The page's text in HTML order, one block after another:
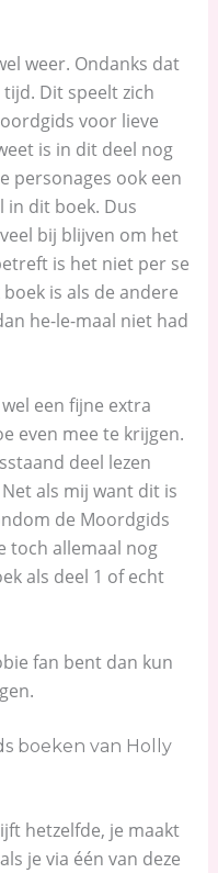
weer. Ondanks dat
Dit speelt zich
voor lieve
is in dit deel nog
personages ook een
in dit boek. Dus
bij blijven om het
is het niet per se
is als de andere
he-le-maal niet had
een fijne extra
even mee te krijgen.
deel lezen
als mij want dit is
de Moordgids
toch allemaal nog
als deel 1 of echt
fan bent dan kun
boeken van Holly
hetzelfde, je maakt
je via één van deze